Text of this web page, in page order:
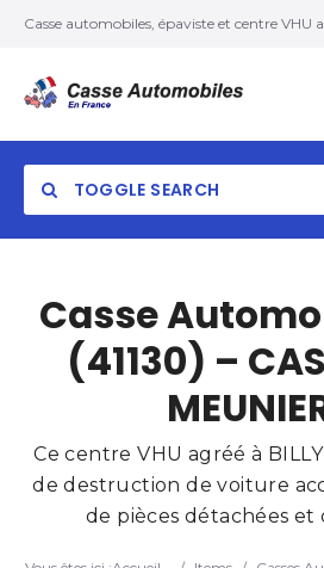
Casse automobiles, épaviste et centre VHU
TOGGLE SEARCH
Casse
(41130) –
Ce centre VHU agréé à
de destruction de voiture
de pièces détachées et